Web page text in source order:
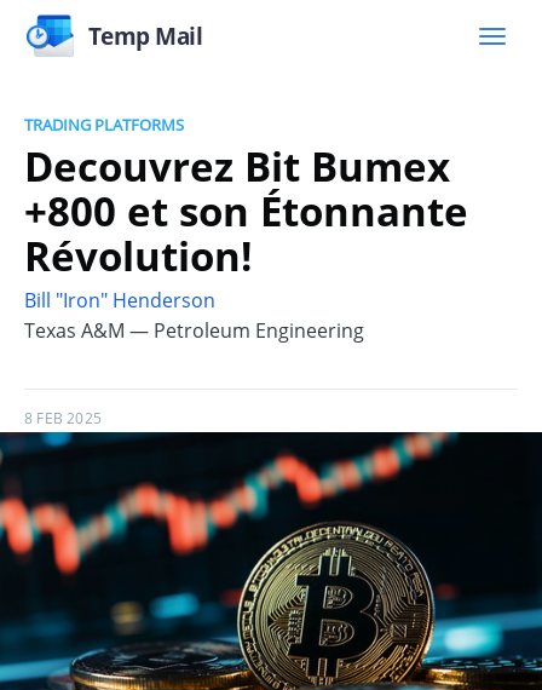
Temp Mail
TRADING PLATFORMS
Decouvrez Bit Bumex
+800 et son Étonnante
Révolution!
Bill "Iron" Henderson
Texas A&M — Petroleum Engineering
8 FEB 2025